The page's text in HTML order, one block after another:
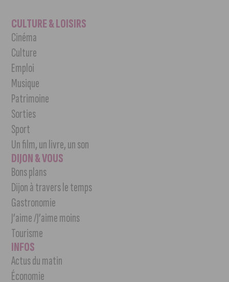
CULTURE & LOISIRS
Cinéma
Culture
Emploi
Musique
Patrimoine
Sorties
Sport
Un film, un livre, un son
DIJON & VOUS
Bons plans
Dijon à travers le temps
Gastronomie
J’aime /J’aime moins
Tourisme
INFOS
Actus du matin
Économie